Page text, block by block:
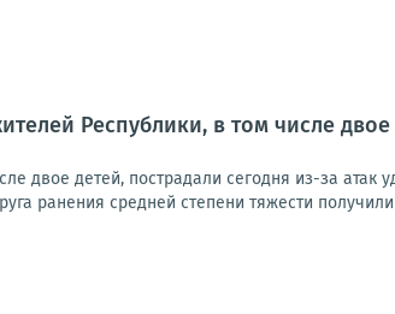
Республики, в том числе двое
двое детей, пострадали сегодня из-за атак
ранения средней степени тяжести